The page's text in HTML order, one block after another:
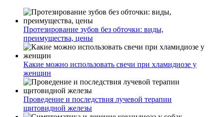
Протезирование зубов без обточки: виды,
преимущества, цены
Какие можно использовать свечи при хламидиозе у
женщин
Проведение и последствия лучевой терапии
щитовидной железы